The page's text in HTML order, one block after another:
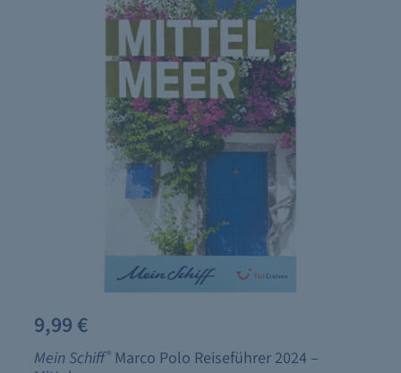
9,99 €
Mein Schiff® Marco Polo Reiseführer 2024 –